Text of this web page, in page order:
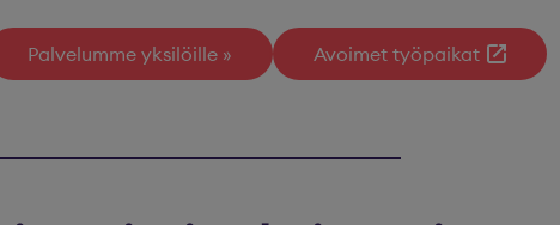
Palvelumme yksilöille Avoimet työpaikat